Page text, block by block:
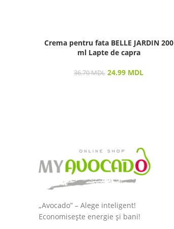
Crema pentru fata BELLE JARDIN 200
ml Lapte de capra
36.70MDL 24.99 MDL
„Avocado” – Alege inteligent!
Economisește energie și bani!